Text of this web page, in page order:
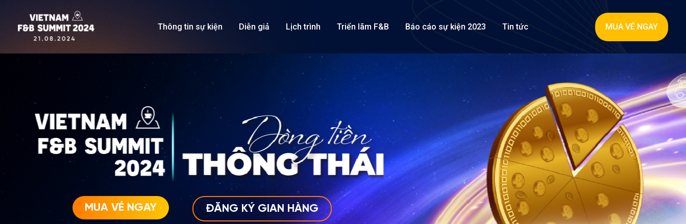
dung
Thông tin sự kiện Diễn giả Lịch trình Triển lãm F&B Báo cáo sự kiện 2023 Tin tức MUA VÉ NGAY
MUA VÉ NGAY ĐĂNG KÝ GIAN HÀNG